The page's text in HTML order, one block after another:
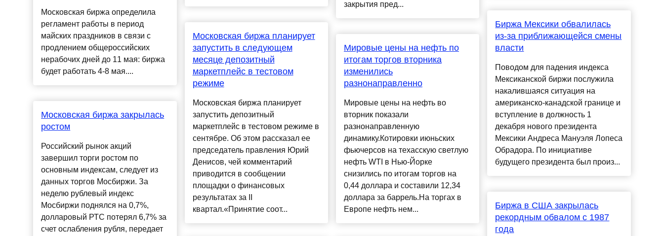
Московская биржа определила
регламент работы в период
майских праздников в связи с
продлением общероссийских
нерабочих дней до 11 мая: биржа
будет работать 4-8 мая....
Московская биржа закрылась
ростом
Российский рынок акций
завершил торги ростом по
основным индексам, следует из
данных торгов Мосбиржи. За
неделю рублевый индекс
Мосбиржи поднялся на 0,7%,
долларовый РТС потерял 6,7% за
счет ослабления рубля, передает
Московская биржа планирует
запустить в следующем
месяце депозитный
маркетплейс в тестовом
режиме
Московская биржа планирует
запустить депозитный
маркетплейс в тестовом режиме в
сентябре. Об этом рассказал ее
председатель правления Юрий
Денисов, чей комментарий
приводится в сообщении
площадки о финансовых
результатах за II
квартал.«Принятие соот...
закрытия пред...
Мировые цены на нефть по
итогам торгов вторника
изменились
разнонаправленно
Мировые цены на нефть во
вторник показали
разнонаправленную
динамику.Котировки июньских
фьючерсов на техасскую светлую
нефть WTI в Нью-Йорке
снизились по итогам торгов на
0,44 доллара и составили 12,34
доллара за баррель.На торгах в
Европе нефть нем...
Биржа Мексики обвалилась
из-за приближающейся смены
власти
Поводом для падения индекса
Мексиканской биржи послужила
накалившаяся ситуация на
американско-канадской границе и
вступление в должность 1
декабря нового президента
Мексики Андреса Мануэля Лопеса
Обрадора. По инициативе
будущего президента был произ...
Биржа в США закрылась
рекордным обвалом с 1987
года